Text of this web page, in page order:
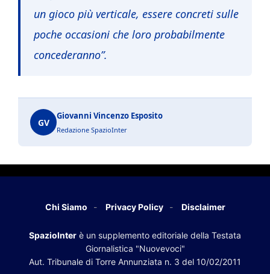
un gioco più verticale, essere concreti sulle
poche occasioni che loro probabilmente
concederanno”.
GV
Giovanni Vincenzo Esposito
Redazione SpazioInter
Chi Siamo Privacy Policy Disclaimer
SpazioInter è un supplemento editoriale della Testata
Giornalistica "Nuovevoci"
Aut. Tribunale di Torre Annunziata n. 3 del 10/02/2011